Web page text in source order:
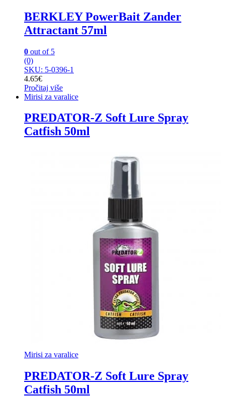
BERKLEY PowerBait Zander
Attractant 57ml
0 out of 5
(0)
SKU: 5-0396-1
4.65€
Pročitaj više
Mirisi za varalice
PREDATOR-Z Soft Lure Spray
Catfish 50ml
Mirisi za varalice
PREDATOR-Z Soft Lure Spray
Catfish 50ml